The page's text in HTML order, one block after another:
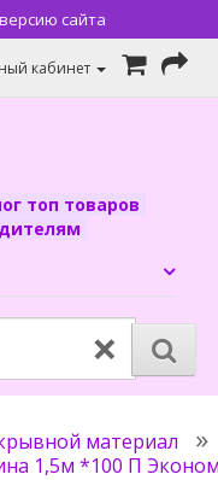
сайта
кабинет
топ товаров
×
материал
1,5м *100 П